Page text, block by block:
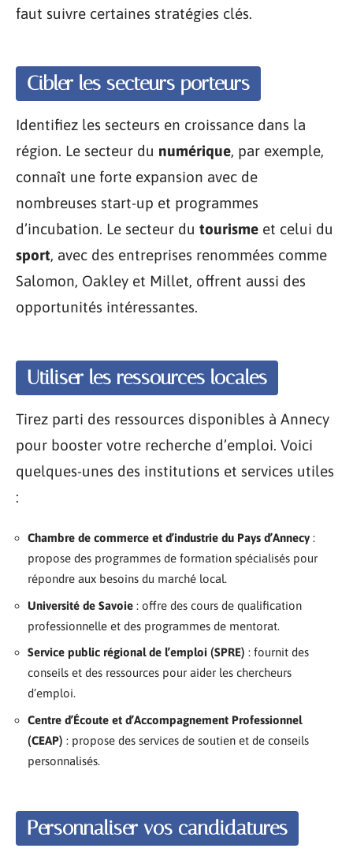
faut suivre certaines stratégies clés.
Cibler les secteurs porteurs
Identifiez les secteurs en croissance dans la
région. Le secteur du numérique, par exemple,
connaît une forte expansion avec de
nombreuses start-up et programmes
d’incubation. Le secteur du tourisme et celui du
sport, avec des entreprises renommées comme
Salomon, Oakley et Millet, offrent aussi des
opportunités intéressantes.
Utiliser les ressources locales
Tirez parti des ressources disponibles à Annecy
pour booster votre recherche d’emploi. Voici
quelques-unes des institutions et services utiles
:
Chambre de commerce et d’industrie du Pays d’Annecy :
propose des programmes de formation spécialisés pour
répondre aux besoins du marché local.
Université de Savoie : offre des cours de qualification
professionnelle et des programmes de mentorat.
Service public régional de l’emploi (SPRE) : fournit des
conseils et des ressources pour aider les chercheurs
d’emploi.
Centre d’Écoute et d’Accompagnement Professionnel
(CEAP) : propose des services de soutien et de conseils
personnalisés.
Personnaliser vos candidatures